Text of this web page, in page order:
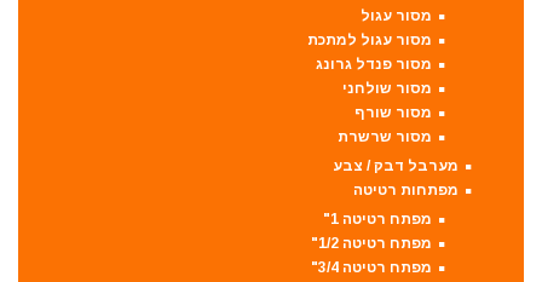
מסור עגול
מסור עגול למתכת
מסור פנדל גרונג
מסור שולחני
מסור שורף
מסור שרשרת
מערבל דבק / צבע
מפתחות רטיטה
מפתח רטיטה 1"
מפתח רטיטה 1/2"
מפתח רטיטה 3/4"